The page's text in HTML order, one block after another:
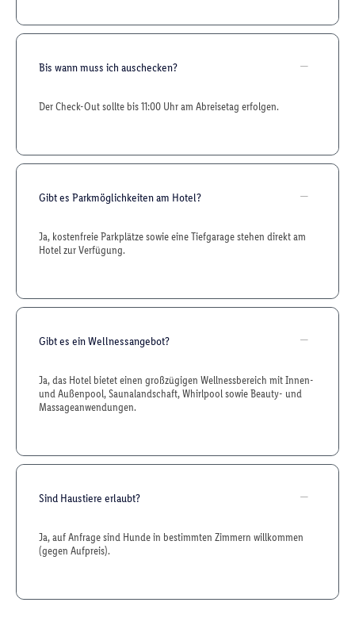
Bis wann muss ich auschecken?
Der Check-Out sollte bis 11:00 Uhr am Abreisetag erfolgen.
Gibt es Parkmöglichkeiten am Hotel?
Ja, kostenfreie Parkplätze sowie eine Tiefgarage stehen direkt am
Hotel zur Verfügung.
Gibt es ein Wellnessangebot?
Ja, das Hotel bietet einen großzügigen Wellnessbereich mit Innen-
und Außenpool, Saunalandschaft, Whirlpool sowie Beauty- und
Massageanwendungen.
Sind Haustiere erlaubt?
Ja, auf Anfrage sind Hunde in bestimmten Zimmern willkommen
(gegen Aufpreis).